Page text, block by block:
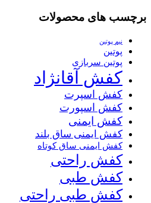
برچسب های محصولات
نیم پوتین
پوتین
پوتین سربازی
کفش آقانژاد
کفش اسپرت
کفش اسپورت
کفش ایمنی
کفش ایمنی ساق بلند
کفش ایمنی ساق کوتاه
کفش راحتی
کفش طبی
کفش طبی راحتی